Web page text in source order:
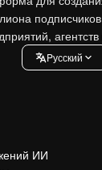
Pусский
ИИ